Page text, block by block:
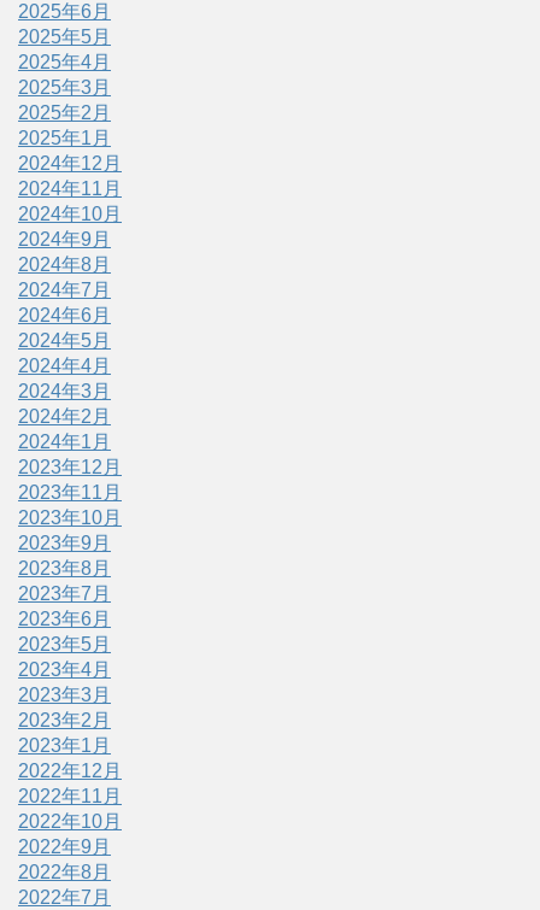
2025年6月
2025年5月
2025年4月
2025年3月
2025年2月
2025年1月
2024年12月
2024年11月
2024年10月
2024年9月
2024年8月
2024年7月
2024年6月
2024年5月
2024年4月
2024年3月
2024年2月
2024年1月
2023年12月
2023年11月
2023年10月
2023年9月
2023年8月
2023年7月
2023年6月
2023年5月
2023年4月
2023年3月
2023年2月
2023年1月
2022年12月
2022年11月
2022年10月
2022年9月
2022年8月
2022年7月